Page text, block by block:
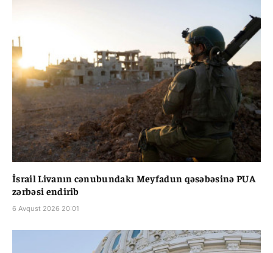
İsrail Livanın cənubundakı Meyfadun qəsəbəsinə PUA
zərbəsi endirib
6 Avqust 2026 20:01